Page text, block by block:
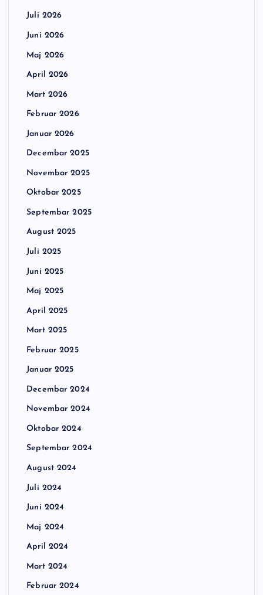
Juli 2026
Juni 2026
Maj 2026
April 2026
Mart 2026
Februar 2026
Januar 2026
Decembar 2025
Novembar 2025
Oktobar 2025
Septembar 2025
August 2025
Juli 2025
Juni 2025
Maj 2025
April 2025
Mart 2025
Februar 2025
Januar 2025
Decembar 2024
Novembar 2024
Oktobar 2024
Septembar 2024
August 2024
Juli 2024
Juni 2024
Maj 2024
April 2024
Mart 2024
Februar 2024